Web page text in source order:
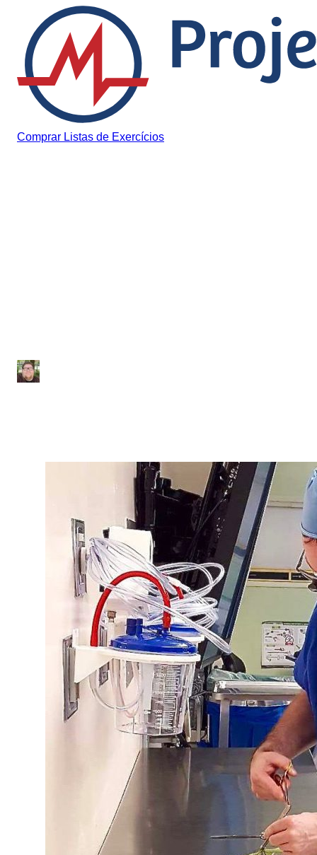
Pular para o conteúdo
Comprar Listas de Exercícios